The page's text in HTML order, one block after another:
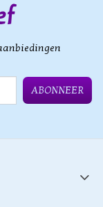
ABONNEER